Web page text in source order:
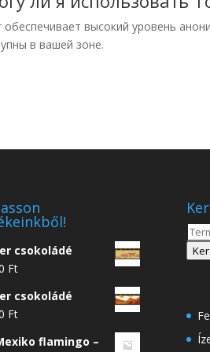
обеспечивает высокий уровень
в вашей зоне.
csokoládé
Ft
csokoládé
Ft
flamingo –